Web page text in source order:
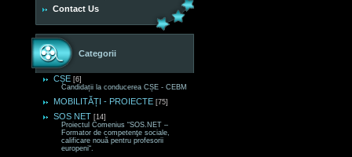
Contact Us
Categorii
CȘE [6]
Candidații la conducerea CȘE - CEBM
MOBILITĂȚI - PROIECTE [75]
SOS NET [14]
Proiectul Comenius “SOS.NET –
Formator de competenţe sociale,
calificare nouă pentru profesorii
europeni“.